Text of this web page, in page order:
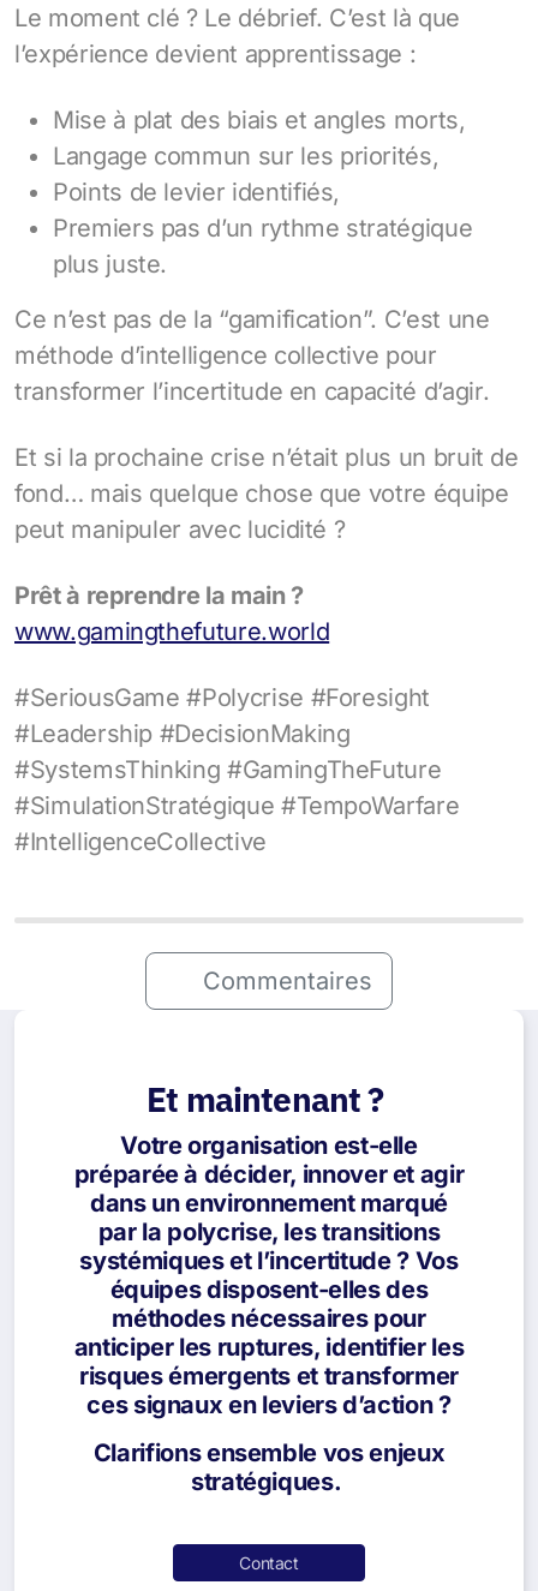
Le moment clé ? Le débrief. C’est là que
l’expérience devient apprentissage :
Mise à plat des biais et angles morts,
Langage commun sur les priorités,
Points de levier identifiés,
Premiers pas d’un rythme stratégique
plus juste.
Ce n’est pas de la “gamification”. C’est une
méthode d’intelligence collective pour
transformer l’incertitude en capacité d’agir.
Et si la prochaine crise n’était plus un bruit de
fond… mais quelque chose que votre équipe
peut manipuler avec lucidité ?
Prêt à reprendre la main ?
www.gamingthefuture.world
#SeriousGame #Polycrise #Foresight
#Leadership #DecisionMaking
#SystemsThinking #GamingTheFuture
#SimulationStratégique #TempoWarfare
#IntelligenceCollective
Commentaires
Et maintenant ?
Votre organisation est-elle
préparée à décider, innover et agir
dans un environnement marqué
par la polycrise, les transitions
systémiques et l’incertitude ? Vos
équipes disposent-elles des
méthodes nécessaires pour
anticiper les ruptures, identifier les
risques émergents et transformer
ces signaux en leviers d’action ?
Clarifions ensemble vos enjeux
stratégiques.
Contact